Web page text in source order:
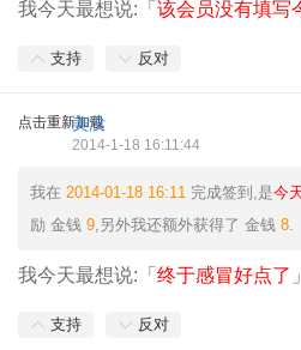
我今天最想说:「 该会员没有填写
支持 反对
点击重新加载
美没
2014-1-18 16:11:44
我在 2014-01-18 16:11 完成签到,是今
励 金钱 9,另外我还额外获得了 金钱 8.
我今天最想说:「 终于感冒好点了
支持 反对